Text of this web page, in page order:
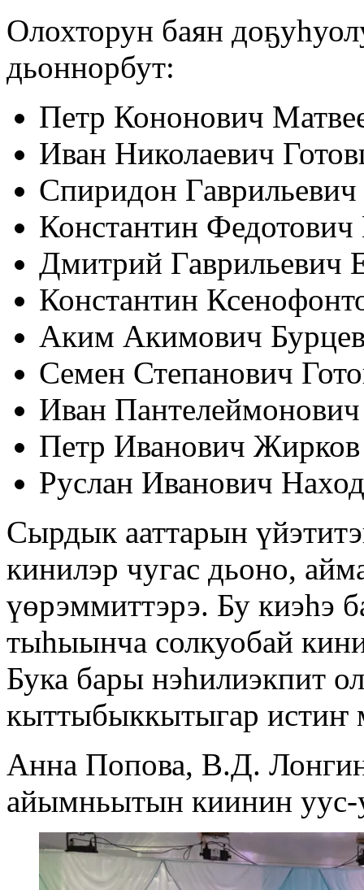
Олохторун баян
дьоннорбут:
Петр Кононович
Иван Николаевич
Спиридон Гаврильевич
Константин
Дмитрий Гаврильевич
Константин
Аким Акимович
Семен Степанович
Иван
Петр Иванович Жирков
Руслан Иванович
Сырдык ааттарын
кинилэр чугас дьоно,
үөрэммиттэрэ. Бу киэһэ
тыһыынча солкуобай
Бука бары нэһилиэкпит
кыттыбыккытыгар истиҥ
Анна Попова, В.Д.
айымньытын киинин уус-